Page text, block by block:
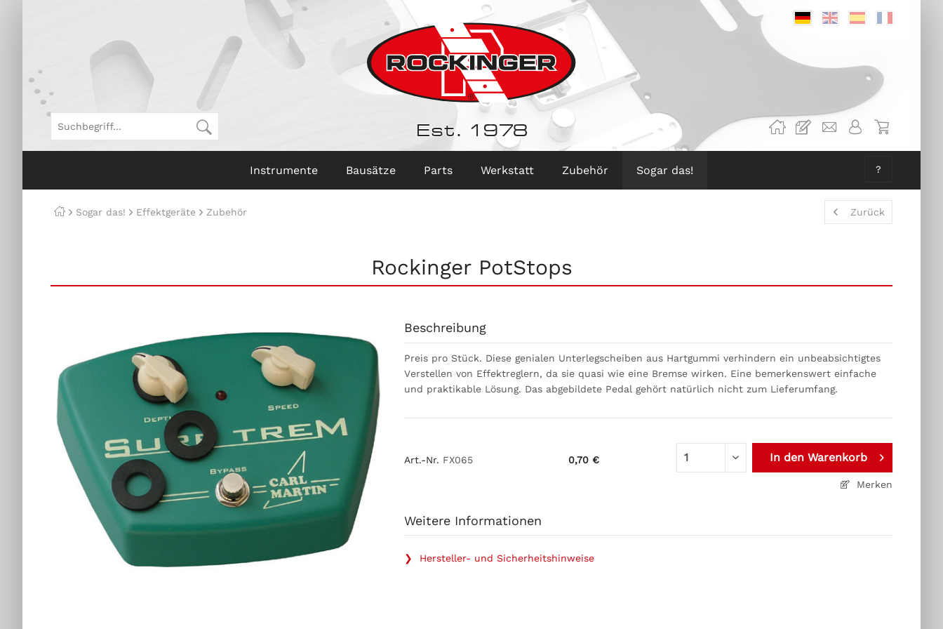
DeutschEnglischSpanisch
Est. 1978
Instrumente Bausätze Parts Werkstatt Zubehör Sogar das! ?
Sogar das! Effektgeräte Zubehör Zurück
Rockinger PotStops
Art.-Nr. FX065 0,70 € In den Warenkorb
Merken
Beschreibung
Preis pro Stück. Diese genialen Unterlegscheiben aus Hartgummi verhindern ein unbeabsichtigtes
Verstellen von Effektreglern, da sie quasi wie eine Bremse wirken. Eine bemerkenswert einfache
und praktikable Lösung. Das abgebildete Pedal gehört natürlich nicht zum Lieferumfang.
Weitere Informationen
❯ Hersteller- und Sicherheitshinweise